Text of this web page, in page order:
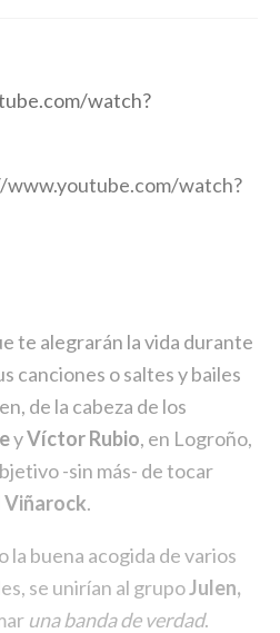
watch?
watch?
te alegrarán la vida durante
canciones o saltes y bailes
de la cabeza de los
yVíctor Rubio, en Logroño,
-sin más- de tocar
Viñarock.
la buena acogida de varios
se unirían al grupoJulen,
una banda de verdad.